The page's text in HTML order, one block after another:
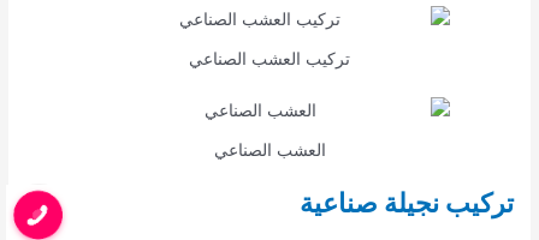
تركيب العشب الصناعي
العشب الصناعي
تركيب نجيلة صناعية